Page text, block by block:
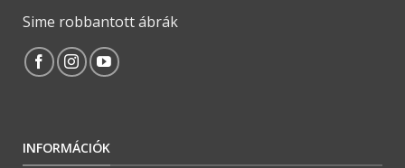
Sime robbantott ábrák
INFORMÁCIÓK